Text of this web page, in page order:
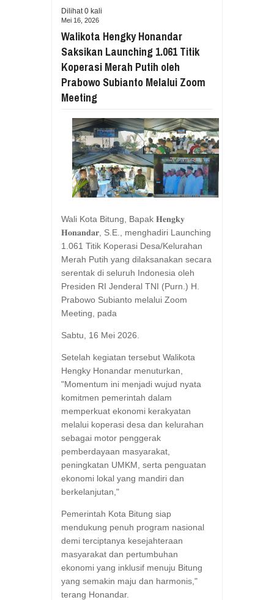
GUBERNUR YULIUS BAWAKAN
Aug 05,
RESES DI SMK NEGERI 1
Aug 04,
RESES IRENE GOLDA PINONTOAN
Aug 04, 2026
RESES II DPRD SULUT, ROYKE
Aug 03, 2026
RESES II 2026, EUGENIE MANTIRI
Aug 03, 2026
PUTIH OLEH PRABOWO SUBIANTO
MELALUI ZOOM MEETING
Dilihat0 kali
Mei 16, 2026
Walikota Hengky Honandar
Saksikan Launching 1.061 Titik
Koperasi Merah Putih oleh
Prabowo Subianto Melalui Zoom
Meeting
Wali Kota Bitung, Bapak 𝐇𝐞𝐧𝐠𝐤𝐲
𝐇𝐨𝐧𝐚𝐧𝐝𝐚𝐫, S.E., menghadiri Launching
1.061 Titik Koperasi Desa/Kelurahan
Merah Putih yang dilaksanakan secara
serentak di seluruh Indonesia oleh
Presiden RI Jenderal TNI (Purn.) H.
Prabowo Subianto melalui Zoom
Meeting, pada
Sabtu, 16 Mei 2026.
Setelah kegiatan tersebut Walikota
Hengky Honandar menuturkan,
"Momentum ini menjadi wujud nyata
komitmen pemerintah dalam
memperkuat ekonomi kerakyatan
melalui koperasi desa dan kelurahan
sebagai motor penggerak
pemberdayaan masyarakat,
peningkatan UMKM, serta penguatan
ekonomi lokal yang mandiri dan
berkelanjutan,"
Pemerintah Kota Bitung siap
mendukung penuh program nasional
demi terciptanya kesejahteraan
masyarakat dan pertumbuhan
ekonomi yang inklusif menuju Bitung
yang semakin maju dan harmonis,"
terang Honandar.